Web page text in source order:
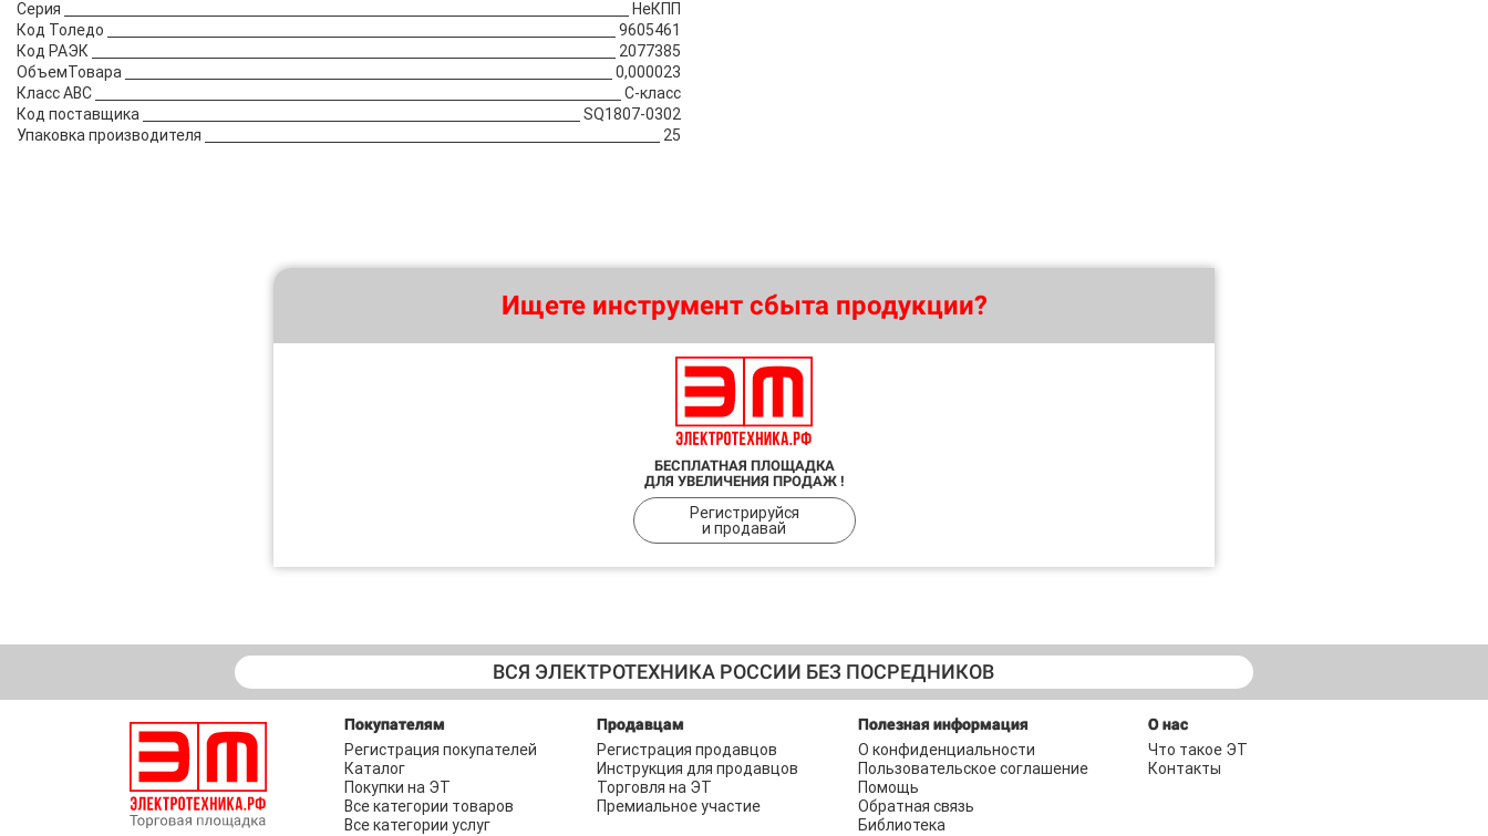
Серия
НеКПП
Код Толедо
9605461
Код РАЭК
2077385
ОбъемТовара
0,000023
Класс АВС
C-класс
Код поставщика
SQ1807-0302
Упаковка производителя
25
Ищете инструмент сбыта продукции?
БЕСПЛАТНАЯ ПЛОЩАДКА
ДЛЯ УВЕЛИЧЕНИЯ ПРОДАЖ !
Регистрируйся
и продавай
ВСЯ ЭЛЕКТРОТЕХНИКА РОССИИ БЕЗ ПОСРЕДНИКОВ
Покупателям
Регистрация покупателей
Каталог
Покупки на ЭТ
Все категории товаров
Все категории услуг
Продавцам
Регистрация продавцов
Инструкция для продавцов
Торговля на ЭТ
Премиальное участие
Полезная информация
О конфиденциальности
Пользовательское соглашение
Помощь
Обратная связь
Библиотека
О нас
Что такое ЭТ
Контакты